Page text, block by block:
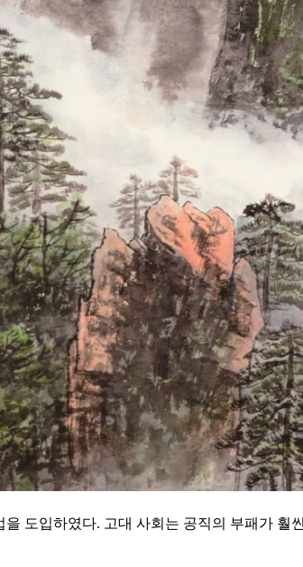
도입하였다. 고대 사회는 공직의 부패가